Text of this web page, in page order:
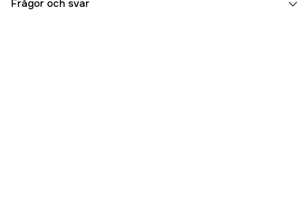
Frågor och svar